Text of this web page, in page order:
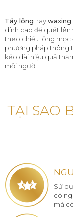
Tẩy lông haywaxing
dính cao để quét lên
theo chiều lông mọc
phương pháp thông
kéo dài hiệu quả
mỗi người.
TẠI SAO
Sử
có
mà